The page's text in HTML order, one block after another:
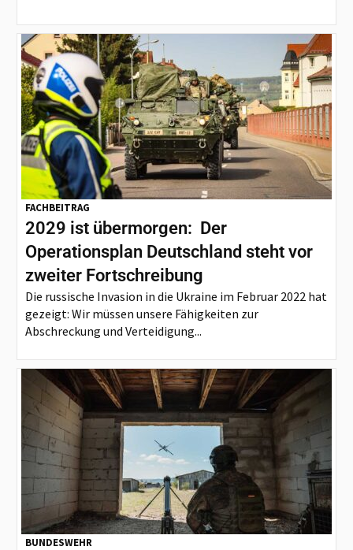
FACHBEITRAG
2029 ist übermorgen: Der
Operationsplan Deutschland steht vor
zweiter Fortschreibung
Die russische Invasion in die Ukraine im Februar 2022 hat
gezeigt: Wir müssen unsere Fähigkeiten zur
Abschreckung und Verteidigung...
BUNDESWEHR